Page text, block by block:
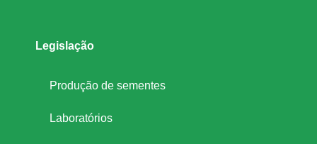
Legislação
Produção de sementes
Laboratórios